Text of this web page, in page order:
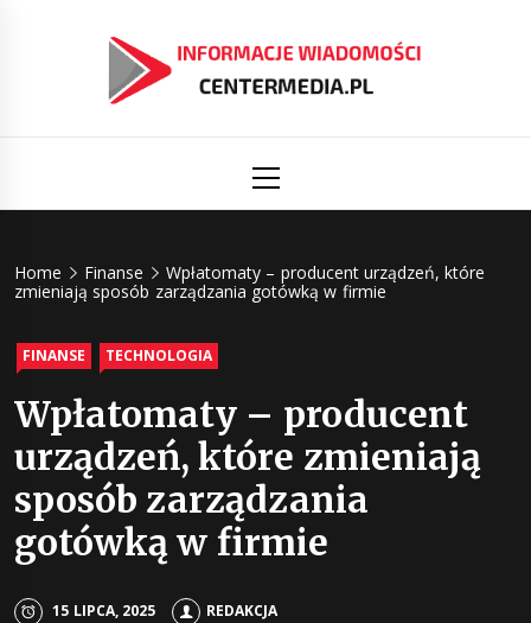
Menu
Home Finanse
Wpłatomaty – producent urządzeń, które
zmieniają sposób zarządzania gotówką w firmie
FINANSE TECHNOLOGIA
Wpłatomaty – producent
urządzeń, które zmieniają
sposób zarządzania
gotówką w firmie
15 LIPCA, 2025 REDAKCJA